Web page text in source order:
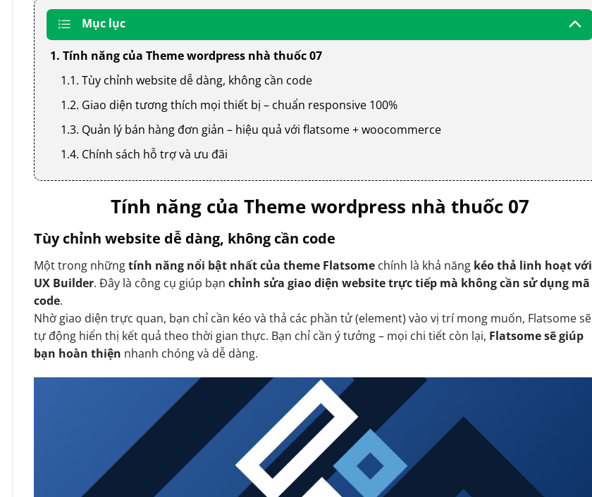
Mục lục
1. Tính năng của Theme wordpress nhà thuốc 07
1.1. Tùy chỉnh website dễ dàng, không cần code
1.2. Giao diện tương thích mọi thiết bị – chuẩn responsive 100%
1.3. Quản lý bán hàng đơn giản – hiệu quả với flatsome + woocommerce
1.4. Chính sách hỗ trợ và ưu đãi
Tính năng của Theme wordpress nhà thuốc 07
Tùy chỉnh website dễ dàng, không cần code
Một trong nhữngtính năng nổi bật nhất của theme Flatsome chính là khả năng kéo thả linh hoạt với
UX Builder. Đây là công cụ giúp bạn chỉnh sửa giao diện website trực tiếp mà không cần sử dụng mã
code.
Nhờ giao diện trực quan, bạn chỉ cần kéo và thả các phần tử (element) vào vị trí mong muốn, Flatsome sẽ
tự động hiển thị kết quả theo thời gian thực. Bạn chỉ cần ý tưởng – mọi chi tiết còn lại, Flatsome sẽ giúp
bạn hoàn thiện nhanh chóng và dễ dàng.